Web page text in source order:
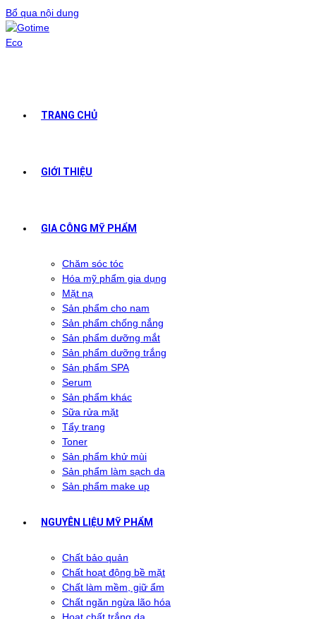
Bổ qua nội dung
TRANG CHỦ
GIỚI THIỆU
GIA CÔNG MỸ PHẨM
Chăm sóc tóc
Hóa mỹ phẩm gia dụng
Mặt nạ
Sản phẩm cho nam
Sản phẩm chống nắng
Sản phẩm dưỡng mắt
Sản phẩm dưỡng trắng
Sản phẩm SPA
Serum
Sản phẩm khác
Sữa rửa mặt
Tẩy trang
Toner
Sản phẩm khử mùi
Sản phẩm làm sạch da
Sản phẩm make up
NGUYÊN LIỆU MỸ PHẨM
Chất bảo quản
Chất hoạt động bề mặt
Chất làm mềm, giữ ẩm
Chất ngăn ngừa lão hóa